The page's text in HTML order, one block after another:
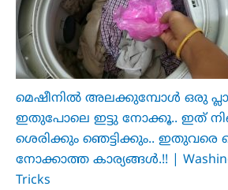
മെഷീനിൽ അലക്കുമ്പോൾ ഒരു
ഇതുപോലെ ഇട്ടു നോക്കൂ.. ഇത്
ശെരിക്കും ഞെട്ടിക്കും..
നോക്കാത്ത കാര്യങ്ങൾ.!! | Washing
Tricks